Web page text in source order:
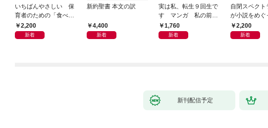
いちばんやさしい 保
育者のための「食べな
い子」サポートＢＯＯ
Ｋ 偏食・少食のお悩
2,200
新着
新約聖書 本文の訳
4,400
新着
実は私、転生９回生で
す マンガ 私の前世
物語1,760
新着
自閉スペクト
が小説をめぐ
あう2,200
新着
新刊配信予定